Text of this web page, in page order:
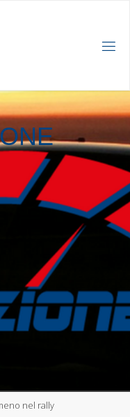
ONE
nel rally